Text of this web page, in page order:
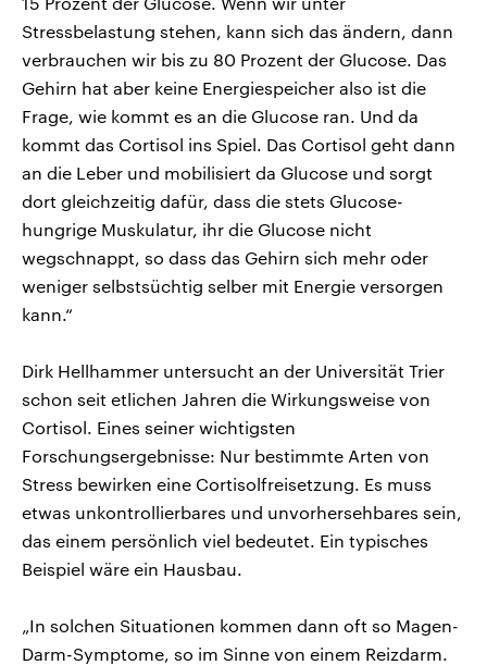
Stressbelastung stehen, kann sich das ändern, dann
verbrauchen wir bis zu 80 Prozent der Glucose. Das
Gehirn hat aber keine Energiespeicher also ist die
Frage, wie kommt es an die Glucose ran. Und da
kommt das Cortisol ins Spiel. Das Cortisol geht dann
an die Leber und mobilisiert da Glucose und sorgt
dort gleichzeitig dafür, dass die stets Glucose-
hungrige Muskulatur, ihr die Glucose nicht
wegschnappt, so dass das Gehirn sich mehr oder
weniger selbstsüchtig selber mit Energie versorgen
kann.“
Dirk Hellhammer untersucht an der Universität Trier
schon seit etlichen Jahren die Wirkungsweise von
Cortisol. Eines seiner wichtigsten
Forschungsergebnisse: Nur bestimmte Arten von
Stress bewirken eine Cortisolfreisetzung. Es muss
etwas unkontrollierbares und unvorhersehbares sein,
das einem persönlich viel bedeutet. Ein typisches
Beispiel wäre ein Hausbau.
„In solchen Situationen kommen dann oft so Magen-
Darm-Symptome, so im Sinne von einem Reizdarm.